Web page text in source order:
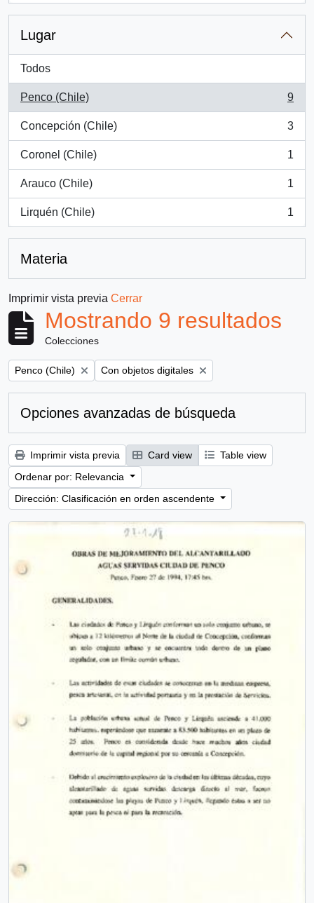
Lugar
Todos
Penco (Chile)
, 9 resultados
9
Concepción (Chile)
, 3 resultados
3
Coronel (Chile)
, 1 resultados
1
Arauco (Chile)
, 1 resultados
1
Lirquén (Chile)
, 1 resultados
1
Materia
Imprimir vista previa Cerrar
Mostrando 9 resultados
Colecciones
Remove filter:
Penco (Chile) Remove filter:
Con objetos digitales
Opciones avanzadas de búsqueda
Imprimir vista previa Card view
Table view
Ordenar por: Relevancia
Dirección: Clasificación en orden ascendente